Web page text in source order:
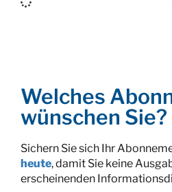
Welches
wünschen Sie?
Sichern Sie sich Ihr
heute, damit Sie keine
erscheinenden